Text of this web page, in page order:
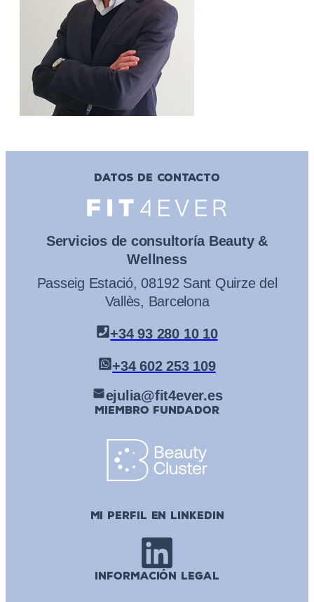
DATOS DE CONTACTO
Servicios de consultoría Beauty &
Wellness
Passeig Estació, 08192 Sant Quirze del
Vallès, Barcelona
+34 93 280 10 10
+34 602 253 109
ejulia@fit4ever.es
MIEMBRO FUNDADOR
MI PERFIL EN LINKEDIN
INFORMACIÓN LEGAL